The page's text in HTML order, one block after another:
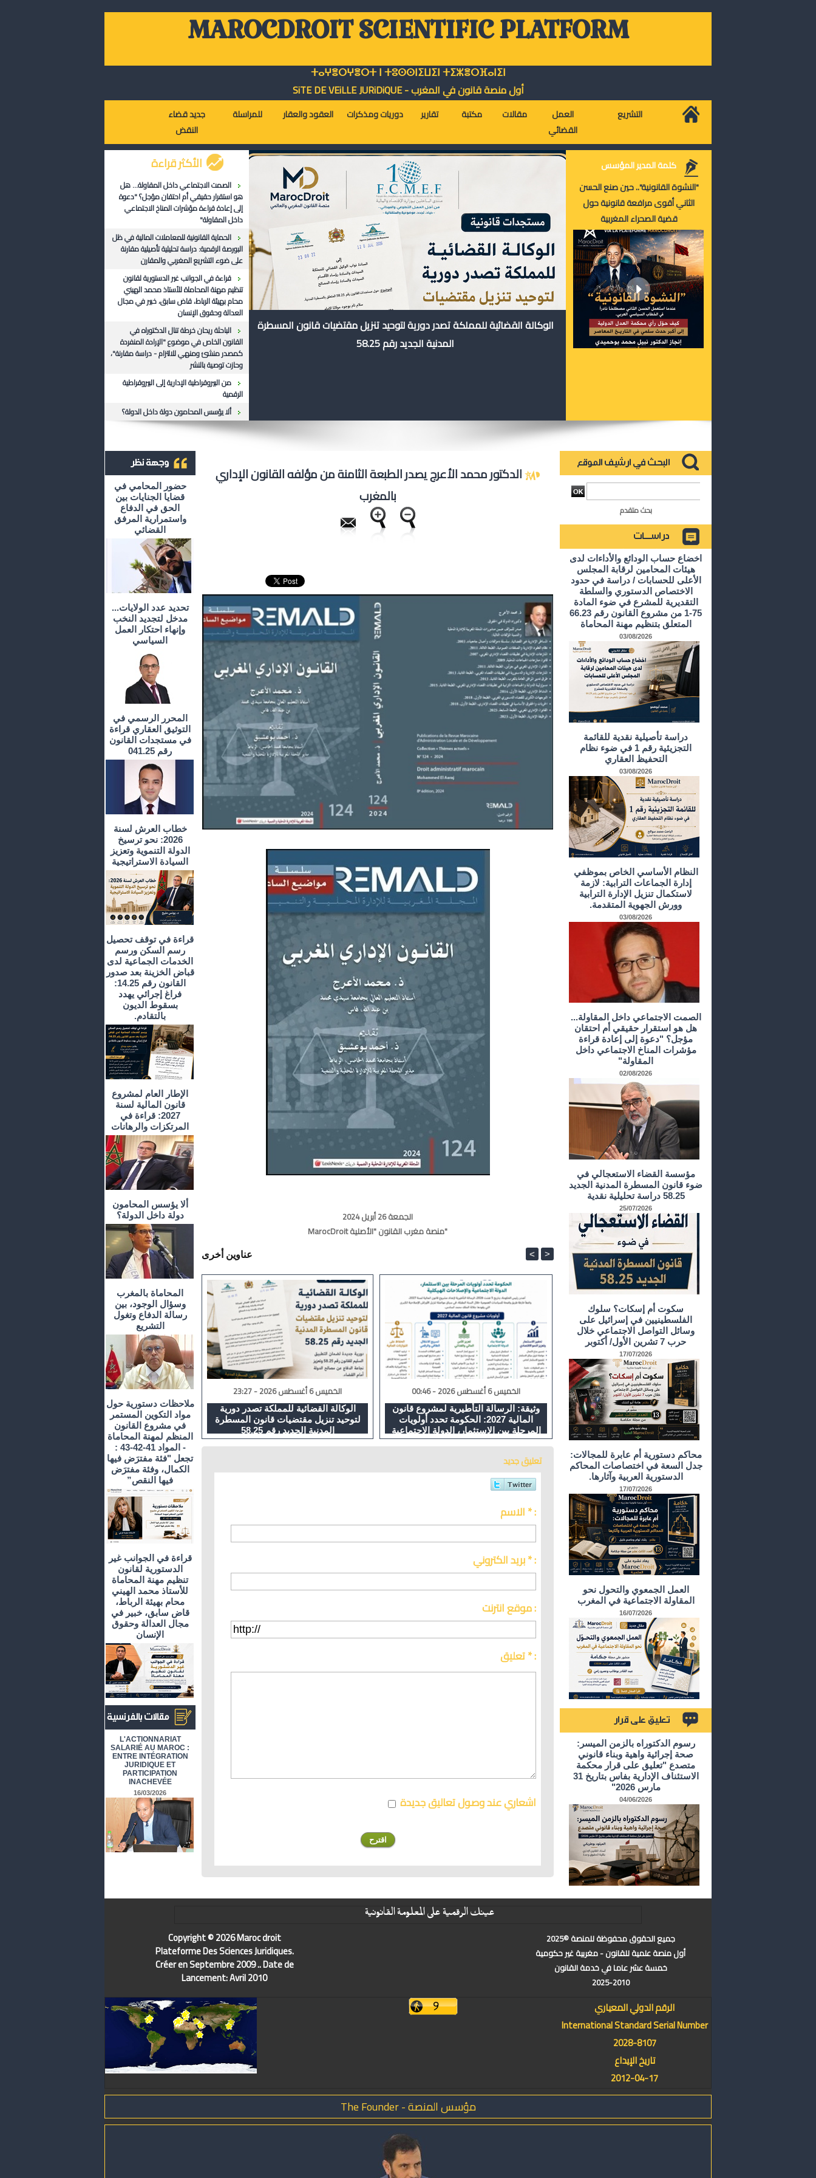
MAROCDROIT SCIENTIFIC PLATFORM
ⵜⴰⵖⴻⵔⵖⴻⵔⵜ ⵏ ⵜⵓⵙⵙⵏⵉⵡⵉⵏ ⵜⵉⵣⴻⵔⴼⴰⵏⵉⵏ
أول منصة قانون في المغرب - SiTE DE VEiLLE JURiDiQUE
جديد قضاء
النقض
للمراسلة العقود والعقار دوريات ومذكرات تقارير مكتبة مقالات
العمل
القضائي
التشريع
الأكثر قراءة
الصمت الاجتماعي داخل المقاولة... هل
هو استقرار حقيقي أم احتقان مؤجل؟ "دعوة
إلى إعادة قراءة مؤشرات المناخ الاجتماعي
داخل المقاولة"
الحماية القانونية للمعاملات المالية في ظل
البورصة الرقمية: دراسة تحليلية تأصيلية مقارنة
على ضوء التشريع المغربي والمقارن
قراءة في الجوانب غير الدستورية لقانون
تنظيم مهنة المحاماة للأستاذ محمد الهيني
محام بهيئة الرباط، قاض سابق، خبير في مجال
العدالة وحقوق الإنسان
الباحثة ريحان خرطة تنال الدكتوراه في
القانون الخاص في موضوع "الإرادة المنفردة
كمصدر منشئ ومنهي للالتزام - دراسة مقارنة"،
وحازت توصية بالنشر
من البيروقراطية الإدارية إلى البيروقراطية
الرقمية
ألا يؤسس المحامون دولة داخل الدولة؟
الوكالة القضائية للمملكة تصدر دورية لتوحيد تنزيل مقتضيات قانون المسطرة
المدنية الجديد رقم 58.25
كلمة المدير المؤسس
"النشوة القانونية".. حين صنع الحسن
الثاني أقوى مرافعة قانونية حول
قضية الصحراء المغربية
حضور المحامي في
قضايا الجنايات بين
الحق في الدفاع
واستمرارية المرفق
القضائي
تحديد عدد الولايات...
مدخل لتجديد النخب
وإنهاء احتكار العمل
السياسي
المحرر الرسمي في
التوثيق العقاري قراءة
في مستجدات القانون
رقم 041.25
خطاب العرش لسنة
2026: نحو ترسيخ
الدولة التنموية وتعزيز
السيادة الاستراتيجية
قراءة في توقف تحصيل
رسم السكن ورسم
الخدمات الجماعية لدى
قباض الخزينة بعد صدور
القانون رقم 14.25:
فراغ إجرائي يهدد
بسقوط الديون
بالتقادم.
الإطار العام لمشروع
قانون المالية لسنة
2027: قراءة في
المرتكزات والرهانات
ألا يؤسس المحامون
دولة داخل الدولة؟
المحاماة بالمغرب
وسؤال الوجود، بين
رسالة الدفاع وتغول
التشريع
ملاحظات دستورية حول
مواد التكوين المستمر
في مشروع القانون
المنظم لمهنة المحاماة
- المواد 41-42-43 :
تجعل "فئة مفترَض فيها
الكمال، وفئة مفترَض
فيها النقص”
قراءة في الجوانب غير
الدستورية لقانون
تنظيم مهنة المحاماة
للأستاذ محمد الهيني
محام بهيئة الرباط،
قاض سابق، خبير في
مجال العدالة وحقوق
الإنسان
L'ACTIONNARIAT
SALARIÉ AU MAROC :
ENTRE INTÉGRATION
JURIDIQUE ET
PARTICIPATION
INACHEVÉE
16/03/2026
الدكتور محمد الأعرج يصدر الطبعة الثامنة من مؤلفه القانون الإداري
بالمغرب
الجمعة 26 أبريل 2024
MarocDroit منصة مغرب القانون "الأصلية"
عناوين أخرى < >
الخميس 6 أغسطس 2026 - 23:27
الوكالة القضائية للمملكة تصدر دورية
لتوحيد تنزيل مقتضيات قانون المسطرة
المدنية الجديد رقم 58.25
الخميس 6 أغسطس 2026 - 00:46
وثيقة: الرسالة التأطيرية لمشروع قانون
المالية 2027: الحكومة تحدد أولويات
المرحلة بين الاستثمار، الدولة الاجتماعية
والإصلاحات الهيكلية
تعليق جديد
الاسم * :
بريد الكتروني * :
موقع انترنت :
تعليق * :
اشعاري عند وصول تعاليق جديدة
بحث متقدم
اخضاع حساب الودائع والأداءات لدى
هيئات المحامين لرقابة المجلس
الأعلى للحسابات / دراسة في حدود
الاختصاص الدستوري والسلطة
التقديرية للمشرع في ضوء المادة
75-1 من مشروع القانون رقم 66.23
المتعلق بتنظيم مهنة المحاماة
03/08/2026
دراسة تأصيلية نقدية للقائمة
التجزيئية رقم 1 في ضوء نظام
التحفيظ العقاري
03/08/2026
النظام الأساسي الخاص بموظفي
إدارة الجماعات الترابية: لازمة
لاستكمال تنزيل الإدارة الترابية
وورش الجهوية المتقدمة.
03/08/2026
الصمت الاجتماعي داخل المقاولة...
هل هو استقرار حقيقي أم احتقان
مؤجل؟ "دعوة إلى إعادة قراءة
مؤشرات المناخ الاجتماعي داخل
المقاولة"
02/08/2026
مؤسسة القضاء الاستعجالي في
ضوء قانون المسطرة المدنية الجديد
58.25 دراسة تحليلية نقدية
25/07/2026
سكوت أم إسكات؟ سلوك
الفلسطينيين في إسرائيل على
وسائل التواصل الاجتماعي خلال
حرب 7 تشرين الأول/ أكتوبر
17/07/2026
محاكم دستورية أم عابرة للمجالات:
جدل السعة في اختصاصات المحاكم
الدستورية العربية وآثارها.
17/07/2026
العمل الجمعوي والتحول نحو
المقاولة الاجتماعية في المغرب
16/07/2026
رسوم الدكتوراه بالزمن الميسر:
صحة إجرائية واهية وبناء قانوني
متصدع "تعليق على قرار محكمة
الاستئناف الإدارية بفاس بتاريخ 31
مارس 2026"
04/06/2026
عينك الرقمية على المعلومة القانونية
Copyright © 2026 Maroc droit
Plateforme Des Sciences Juridiques.
Créer en Septembre 2009 .. Date de
Lancement: Avril 2010
جميع الحقوق محفوظة للمنصة ©2025
أول منصة علمية للقانون - مغربية غير حكومية
خمسة عشر عاما في خدمة القانون
2025-2010
الرقم الدولي المعياري
International Standard Serial Number
2028-8107
تاريخ الإيداع
2012-04-17
مؤسس المنصة - The Founder